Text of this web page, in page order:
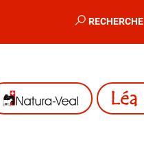
RECHERCHE